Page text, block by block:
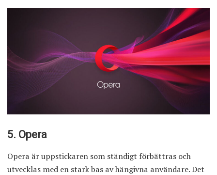
5. Opera
Opera är uppstickaren som ständigt förbättras och
utvecklas med en stark bas av hängivna användare. Det